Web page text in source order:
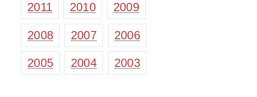
2011 2010 2009
2008 2007 2006
2005 2004 2003